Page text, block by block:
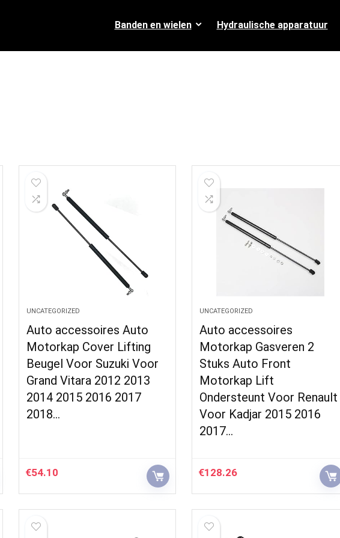
Banden en wielen Hydraulische apparatuur
UNCATEGORIZED
Auto accessoires Auto
Motorkap Cover Lifting
Beugel Voor Suzuki Voor
Grand Vitara 2012 2013
2014 2015 2016 2017
2018…
€54.10
UNCATEGORIZED
Auto accessoires
Motorkap Gasveren 2
Stuks Auto Front
Motorkap Lift
Ondersteunt Voor Renault
Voor Kadjar 2015 2016
2017…
€128.26